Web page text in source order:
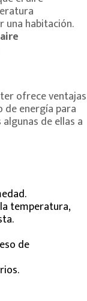
una habitación.
ofrece ventajas
de energía para
de ellas a
temperatura,
de